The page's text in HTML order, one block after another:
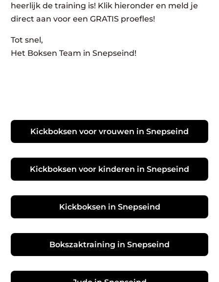
heerlijk de training is! Klik hieronder en meld je
direct aan voor een GRATIS proefles!
Tot snel,
Het Boksen Team in Snepseind!
Kickboksen voor vrouwen in Snepseind
Kickboksen voor kinderen in Snepseind
Kickboksen in Snepseind
Bokszaktraining in Snepseind